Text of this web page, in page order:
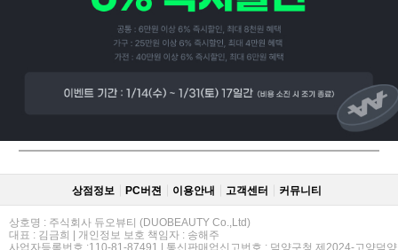
PAYCO 바로
상점정보 PC버젼 이용안내 고객센터 커뮤니티
상호명 : 주식회사 듀오뷰티 (DUOBEAUTY Co.,Ltd)
대표 : 김금희 | 개인정보 보호 책임자 : 송해주